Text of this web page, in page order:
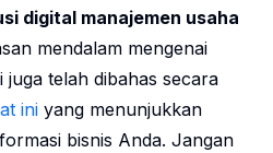
digital manajemen usaha
mendalam mengenai
juga telah dibahas secara
ini yang menunjukkan
bisnis Anda. Jangan